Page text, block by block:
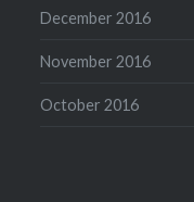
December 2016
November 2016
October 2016